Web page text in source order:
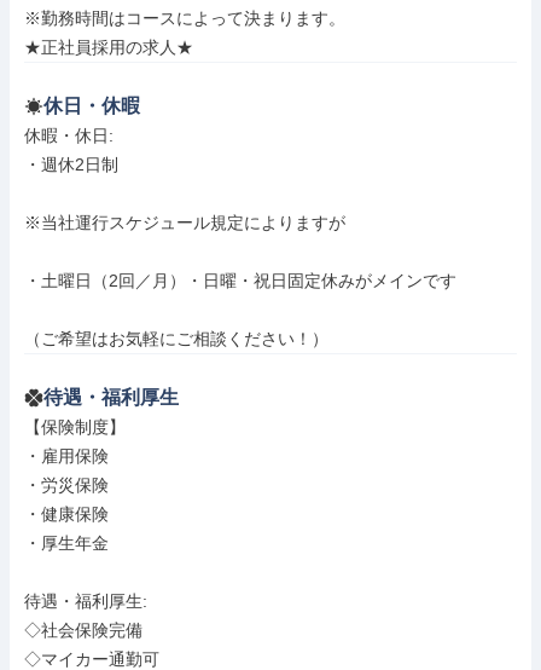
※勤務時間はコースによって決まります。
★正社員採用の求人★
休日・休暇
休暇・休日:
・週休2日制
※当社運行スケジュール規定によりますが
・土曜日（2回／月）・日曜・祝日固定休みがメインです
（ご希望はお気軽にご相談ください！）
待遇・福利厚生
【保険制度】
・雇用保険
・労災保険
・健康保険
・厚生年金
待遇・福利厚生:
◇社会保険完備
◇マイカー通勤可